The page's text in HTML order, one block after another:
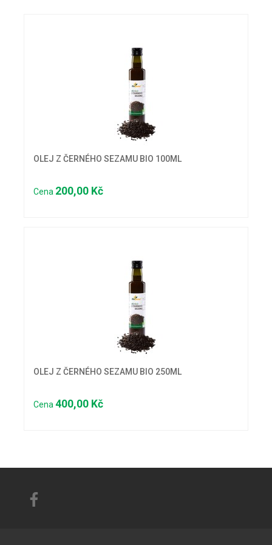
OLEJ Z ČERNÉHO SEZAMU BIO 100ML
Cena 200,00 Kč
OLEJ Z ČERNÉHO SEZAMU BIO 250ML
Cena 400,00 Kč